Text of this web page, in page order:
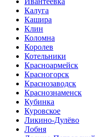
Калуга
Кашира
Клин
Коломна
Королев
Котельники
Красноармейск
Красногорск
Краснозаводск
Краснознаменск
Кубинка
Куровское
Ликино-Дулёво
Лобня